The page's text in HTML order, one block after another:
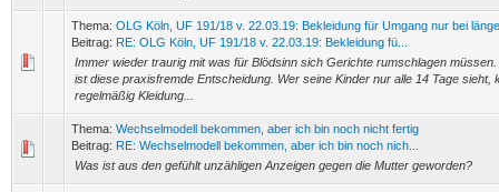
Thema: OLG Köln, UF 191/18 v. 22.03.19: Bekleidung für Umgang nur bei
Beitrag: RE: OLG Köln, UF 191/18 v. 22.03.19: Bekleidung fü...
Immer wieder traurig mit was für Blödsinn sich Gerichte rumschlagen
ist diese praxisfremde Entscheidung. Wer seine Kinder nur alle 14 Tage sieht,
regelmäßig Kleidung...
Thema: Wechselmodell bekommen, aber ich bin noch nicht fertig
Beitrag: RE: Wechselmodell bekommen, aber ich bin noch nich...
Was ist aus den gefühlt unzähligen Anzeigen gegen die Mutter geworden?